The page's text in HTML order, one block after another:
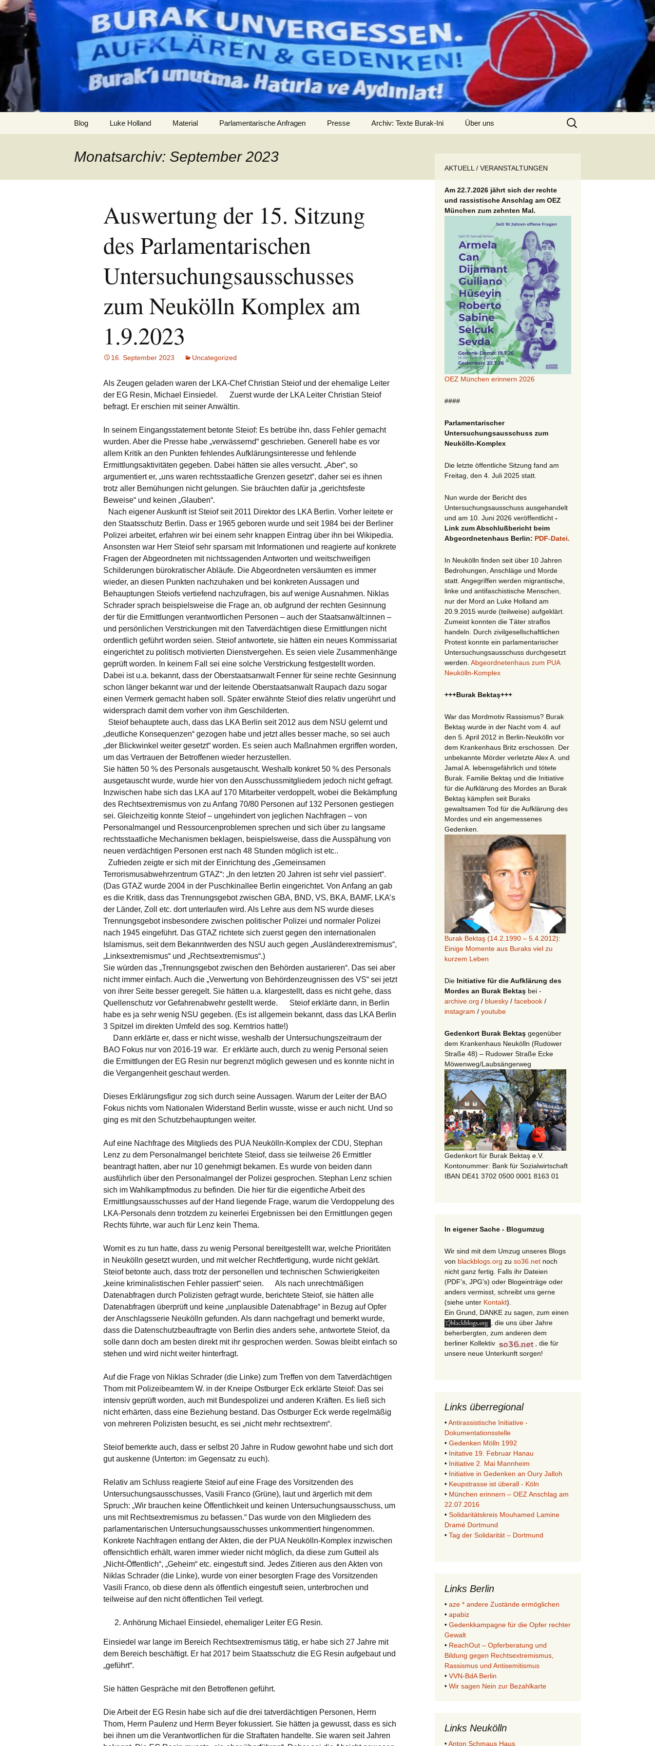
Zum
springen
burak
Blog Luke Holland Material Parlamentarische Anfragen Presse Archiv: Texte Burak-Ini Über uns
Suchen
nach:
Monatsarchiv: September 2023
Auswertung der 15. Sitzung
des Parlamentarischen
Untersuchungsausschusses
zum Neukölln Komplex am
1.9.2023
16. September 2023 Uncategorized
Als Zeugen geladen waren der LKA-Chef Christian Steiof und der ehemalige Leiter
der EG Resin, Michael Einsiedel. Zuerst wurde der LKA Leiter Christian Steiof
befragt. Er erschien mit seiner Anwältin.
In seinem Eingangsstatement betonte Steiof: Es betrübe ihn, dass Fehler gemacht
wurden. Aber die Presse habe „verwässernd“ geschrieben. Generell habe es vor
allem Kritik an den Punkten fehlendes Aufklärungsinteresse und fehlende
Ermittlungsaktivitäten gegeben. Dabei hätten sie alles versucht. „Aber“, so
argumentiert er, „uns waren rechtsstaatliche Grenzen gesetzt“, daher sei es ihnen
trotz aller Bemühungen nicht gelungen. Sie bräuchten dafür ja „gerichtsfeste
Beweise“ und keinen „Glauben“.
Nach eigener Auskunft ist Steiof seit 2011 Direktor des LKA Berlin. Vorher leitete er
den Staatsschutz Berlin. Dass er 1965 geboren wurde und seit 1984 bei der Berliner
Polizei arbeitet, erfahren wir bei einem sehr knappen Eintrag über ihn bei Wikipedia.
Ansonsten war Herr Steiof sehr sparsam mit Informationen und reagierte auf konkrete
Fragen der Abgeordneten mit nichtssagenden Antworten und weitschweifigen
Schilderungen bürokratischer Abläufe. Die Abgeordneten versäumten es immer
wieder, an diesen Punkten nachzuhaken und bei konkreten Aussagen und
Behauptungen Steiofs vertiefend nachzufragen, bis auf wenige Ausnahmen. Niklas
Schrader sprach beispielsweise die Frage an, ob aufgrund der rechten Gesinnung
der für die Ermittlungen verantwortlichen Personen – auch der Staatsanwält:innen –
und persönlichen Verstrickungen mit den Tatverdächtigen diese Ermittlungen nicht
ordentlich geführt worden seien. Steiof antwortete, sie hätten ein neues Kommissariat
eingerichtet zu politisch motivierten Dienstvergehen. Es seien viele Zusammenhänge
geprüft worden. In keinem Fall sei eine solche Verstrickung festgestellt worden.
Dabei ist u.a. bekannt, dass der Oberstaatsanwalt Fenner für seine rechte Gesinnung
schon länger bekannt war und der leitende Oberstaatsanwalt Raupach dazu sogar
einen Vermerk gemacht haben soll. Später erwähnte Steiof dies relativ ungerührt und
widersprach damit dem vorher von ihm Geschilderten.
Steiof behauptete auch, dass das LKA Berlin seit 2012 aus dem NSU gelernt und
„deutliche Konsequenzen“ gezogen habe und jetzt alles besser mache, so sei auch
„der Blickwinkel weiter gesetzt“ worden. Es seien auch Maßnahmen ergriffen worden,
um das Vertrauen der Betroffenen wieder herzustellen.
Sie hätten 50 % des Personals ausgetauscht. Weshalb konkret 50 % des Personals
ausgetauscht wurde, wurde hier von den Ausschussmitgliedern jedoch nicht gefragt.
Inzwischen habe sich das LKA auf 170 Mitarbeiter verdoppelt, wobei die Bekämpfung
des Rechtsextremismus von zu Anfang 70/80 Personen auf 132 Personen gestiegen
sei. Gleichzeitig konnte Steiof – ungehindert von jeglichen Nachfragen – von
Personalmangel und Ressourcenproblemen sprechen und sich über zu langsame
rechtsstaatliche Mechanismen beklagen, beispielsweise, dass die Ausspähung von
neuen verdächtigen Personen erst nach 48 Stunden möglich ist etc..
Zufrieden zeigte er sich mit der Einrichtung des „Gemeinsamen
Terrorismusabwehrzentrum GTAZ“: „In den letzten 20 Jahren ist sehr viel passiert“.
(Das GTAZ wurde 2004 in der Puschkinallee Berlin eingerichtet. Von Anfang an gab
es die Kritik, dass das Trennungsgebot zwischen GBA, BND, VS, BKA, BAMF, LKA’s
der Länder, Zoll etc. dort unterlaufen wird. Als Lehre aus dem NS wurde dieses
Trennungsgebot insbesondere zwischen politischer Polizei und normaler Polizei
nach 1945 eingeführt. Das GTAZ richtete sich zuerst gegen den internationalen
Islamismus, seit dem Bekanntwerden des NSU auch gegen „Ausländerextremismus“,
„Linksextremismus“ und „Rechtsextremismus“.)
Sie würden das „Trennungsgebot zwischen den Behörden austarieren“. Das sei aber
nicht immer einfach. Auch die „Verwertung von Behördenzeugnissen des VS“ sei jetzt
von ihrer Seite besser geregelt. Sie hätten u.a. klargestellt, dass es nicht gehe, dass
Quellenschutz vor Gefahrenabwehr gestellt werde. Steiof erklärte dann, in Berlin
habe es ja sehr wenig NSU gegeben. (Es ist allgemein bekannt, dass das LKA Berlin
3 Spitzel im direkten Umfeld des sog. Kerntrios hatte!)
Dann erklärte er, dass er nicht wisse, weshalb der Untersuchungszeitraum der
BAO Fokus nur von 2016-19 war. Er erklärte auch, durch zu wenig Personal seien
die Ermittlungen der EG Resin nur begrenzt möglich gewesen und es konnte nicht in
die Vergangenheit geschaut werden.
Dieses Erklärungsfigur zog sich durch seine Aussagen. Warum der Leiter der BAO
Fokus nichts vom Nationalen Widerstand Berlin wusste, wisse er auch nicht. Und so
ging es mit den Schutzbehauptungen weiter.
Auf eine Nachfrage des Mitglieds des PUA Neukölln-Komplex der CDU, Stephan
Lenz zu dem Personalmangel berichtete Steiof, dass sie teilweise 26 Ermittler
beantragt hatten, aber nur 10 genehmigt bekamen. Es wurde von beiden dann
ausführlich über den Personalmangel der Polizei gesprochen. Stephan Lenz schien
sich im Wahlkampfmodus zu befinden. Die hier für die eigentliche Arbeit des
Ermittlungsausschusses auf der Hand liegende Frage, warum die Verdoppelung des
LKA-Personals denn trotzdem zu keinerlei Ergebnissen bei den Ermittlungen gegen
Rechts führte, war auch für Lenz kein Thema.
Womit es zu tun hatte, dass zu wenig Personal bereitgestellt war, welche Prioritäten
in Neukölln gesetzt wurden, und mit welcher Rechtfertigung, wurde nicht geklärt.
Steiof betonte auch, dass trotz der personellen und technischen Schwierigkeiten
„keine kriminalistischen Fehler passiert“ seien. Als nach unrechtmäßigen
Datenabfragen durch Polizisten gefragt wurde, berichtete Steiof, sie hätten alle
Datenabfragen überprüft und keine „unplausible Datenabfrage“ in Bezug auf Opfer
der Anschlagsserie Neukölln gefunden. Als dann nachgefragt und bemerkt wurde,
dass die Datenschutzbeauftragte von Berlin dies anders sehe, antwortete Steiof, da
solle dann doch am besten direkt mit ihr gesprochen werden. Sowas bleibt einfach so
stehen und wird nicht weiter hinterfragt.
Auf die Frage von Niklas Schrader (die Linke) zum Treffen von dem Tatverdächtigen
Thom mit Polizeibeamtem W. in der Kneipe Ostburger Eck erklärte Steiof: Das sei
intensiv geprüft worden, auch mit Bundespolizei und anderen Kräften. Es ließ sich
nicht erhärten, dass eine Beziehung bestand. Das Ostburger Eck werde regelmäßig
von mehreren Polizisten besucht, es sei „nicht mehr rechtsextrem“.
Steiof bemerkte auch, dass er selbst 20 Jahre in Rudow gewohnt habe und sich dort
gut auskenne (Unterton: im Gegensatz zu euch).
Relativ am Schluss reagierte Steiof auf eine Frage des Vorsitzenden des
Untersuchungsausschusses, Vasili Franco (Grüne), laut und ärgerlich mit dem
Spruch: „Wir brauchen keine Öffentlichkeit und keinen Untersuchungsausschuss, um
uns mit Rechtsextremismus zu befassen.“ Das wurde von den Mitgliedern des
parlamentarischen Untersuchungsausschusses unkommentiert hingenommen.
Konkrete Nachfragen entlang der Akten, die der PUA Neukölln-Komplex inzwischen
offensichtlich erhält, waren immer wieder nicht möglich, da diese zum Gutteil als
„Nicht-Öffentlich“, „Geheim“ etc. eingestuft sind. Jedes Zitieren aus den Akten von
Niklas Schrader (die Linke), wurde von einer besorgten Frage des Vorsitzenden
Vasili Franco, ob diese denn als öffentlich eingestuft seien, unterbrochen und
teilweise auf den nicht öffentlichen Teil verlegt.
Anhörung Michael Einsiedel, ehemaliger Leiter EG Resin.
Einsiedel war lange im Bereich Rechtsextremismus tätig, er habe sich 27 Jahre mit
dem Bereich beschäftigt. Er hat 2017 beim Staatsschutz die EG Resin aufgebaut und
„geführt“.
Sie hätten Gespräche mit den Betroffenen geführt.
Die Arbeit der EG Resin habe sich auf die drei tatverdächtigen Personen, Herrn
Thom, Herrn Paulenz und Herrn Beyer fokussiert. Sie hätten ja gewusst, dass es sich
bei ihnen um die Verantwortlichen für die Straftaten handelte. Sie waren seit Jahren
AKTUELL / VERANSTALTUNGEN
Am 22.7.2026 jährt sich der rechte
und rassistische Anschlag am OEZ
München zum zehnten Mal.
OEZ München erinnern 2026
####
Parlamentarischer
Untersuchungsausschuss zum
Neukölln-Komplex
Die letzte öffentliche Sitzung fand am
Freitag, den 4. Juli 2025 statt.
Nun wurde der Bericht des
Untersuchungsausschuss ausgehandelt
und am 10. Juni 2026 veröffentlicht -
Link zum Abschlußbericht beim
Abgeordnetenhaus Berlin: PDF-Datei.
In Neukölln finden seit über 10 Jahren
Bedrohungen, Anschläge und Morde
statt. Angegriffen werden migrantische,
linke und antifaschistische Menschen,
nur der Mord an Luke Holland am
20.9.2015 wurde (teilweise) aufgeklärt.
Zumeist konnten die Täter straflos
handeln. Durch zivilgesellschaftlichen
Protest konnte ein parlamentarischer
Untersuchungsausschuss durchgesetzt
werden. Abgeordnetenhaus zum PUA
Neukölln-Komplex
+++Burak Bektaş+++
War das Mordmotiv Rassismus? Burak
Bektaş wurde in der Nacht vom 4. auf
den 5. April 2012 in Berlin-Neukölln vor
dem Krankenhaus Britz erschossen. Der
unbekannte Mörder verletzte Alex A. und
Jamal A. lebensgefährlich und tötete
Burak. Familie Bektaş und die Initiative
für die Aufklärung des Mordes an Burak
Bektaş kämpfen seit Buraks
gewaltsamen Tod für die Aufklärung des
Mordes und ein angemessenes
Gedenken.
Burak Bektaş (14.2.1990 – 5.4.2012):
Einige Momente aus Buraks viel zu
kurzem Leben
Die Initiative für die Aufklärung des
Mordes an Burak Bektaş bei -
archive.org / bluesky / facebook /
instagram / youtube
Gedenkort Burak Bektaş gegenüber
dem Krankenhaus Neukölln (Rudower
Straße 48) – Rudower Straße Ecke
Möwenweg/Laubsängerweg
Gedenkort für Burak Bektaş e.V.
Kontonummer: Bank für Sozialwirtschaft
IBAN DE41 3702 0500 0001 8163 01
In eigener Sache - Blogumzug
Wir sind mit dem Umzug unseres Blogs
von blackblogs.org zu so36.net noch
nicht ganz fertig. Falls ihr Dateien
(PDF's, JPG's) oder Blogeinträge oder
anders vermisst, schreibt uns gerne
(siehe unter Kontakt).
Ein Grund, DANKE zu sagen, zum einen
, die uns über Jahre
beherbergten, zum anderen dem
berliner Kollektiv
, die für
unsere neue Unterkunft sorgen!
Links überregional
•Antirassistische Initiative -
Dokumentationsstelle
• Gedenken Mölln 1992
• Initative 19. Februar Hanau
• Initiative 2. Mai Mannheim
• Initiative in Gedenken an Oury Jalloh
• Keupstrasse ist überall - Köln
• München erinnern – OEZ Anschlag am
22.07.2016
• Solidaritätskreis Mouhamed Lamine
Dramé Dortmund
• Tag der Solidarität – Dortmund
Links Berlin
• aze * andere Zustände ermöglichen
• apabiz
• Gedenkkampagne für die Opfer rechter
Gewalt
• ReachOut – Opferberatung und
Bildung gegen Rechtsextremismus,
Rassismus und Antisemitismus
• VVN-BdA Berlin
• Wir sagen Nein zur Bezahlkarte
Links Neukölln
•Anton Schmaus Haus